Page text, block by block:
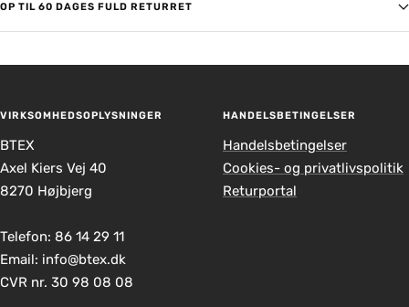
OP TIL 60 DAGES FULD RETURRET
VIRKSOMHEDSOPLYSNINGER
BTEX
Axel Kiers Vej 40
8270 Højbjerg
Telefon: 86 14 29 11
Email: info@btex.dk
CVR nr. 30 98 08 08
HANDELSBETINGELSER
Handelsbetingelser
Cookies- og privatlivspolitik
Returportal